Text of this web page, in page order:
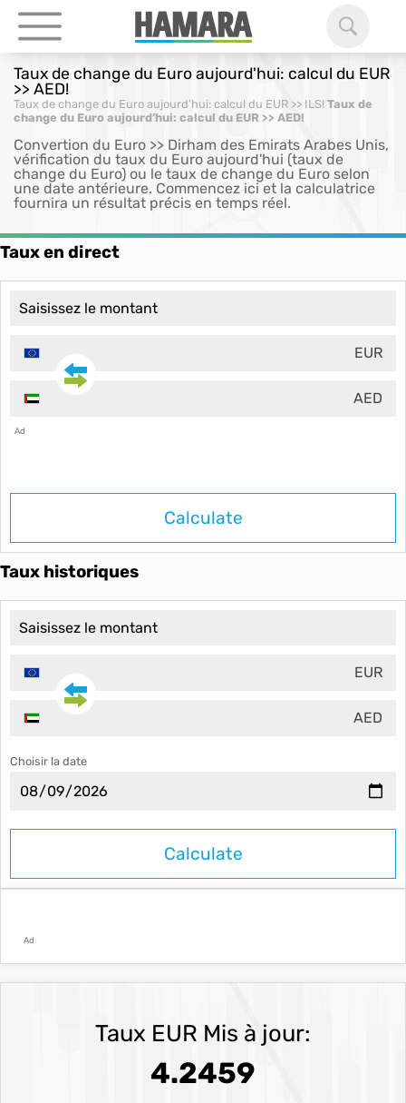
Taux de change du Euro aujourd'hui: calcul du EUR
>> AED!
Taux de change du Euro aujourd’hui: calcul du EUR >> ILS! Taux de
change du Euro aujourd’hui: calcul du EUR >> AED!
Convertion du Euro >> Dirham des Emirats Arabes Unis,
vérification du taux du Euro aujourd'hui (taux de
change du Euro) ou le taux de change du Euro selon
une date antérieure. Commencez ici et la calculatrice
fournira un résultat précis en temps réel.
Taux en direct
EUR
AED
Ad
Calculate
Taux historiques
EUR
AED
Choisir la date
Ad
Taux EUR Mis à jour:
4.2459